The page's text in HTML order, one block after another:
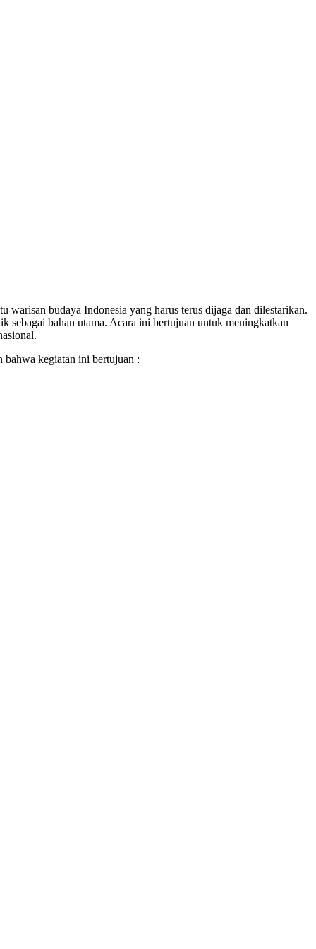
budaya Indonesia yang harus terus dijaga dan dilestarikan.
sebagai bahan utama. Acara ini bertujuan untuk meningkatkan
kegiatan ini bertujuan :